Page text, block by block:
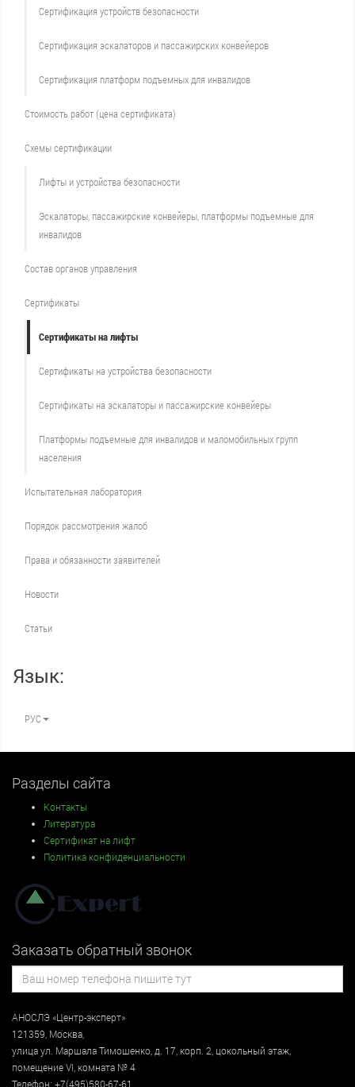
Сертификация устройств безопасности
Сертификация эскалаторов и пассажирских конвейеров
Сертификация платформ подъемных для инвалидов
Стоимость работ (цена сертификата)
Схемы сертификации
Лифты и устройства безопасности
Эскалаторы, пассажирские конвейеры, платформы подъемные для
инвалидов
Состав органов управления
Сертификаты
Сертификаты на лифты
Сертификаты на устройства безопасности
Сертификаты на эскалаторы и пассажирские конвейеры
Платформы подъемные для инвалидов и маломобильных групп
населения
Испытательная лаборатория
Порядок рассмотрения жалоб
Права и обязанности заявителей
Новости
Статьи
Язык:
РУС
Разделы сайта
Контакты
Литература
Сертификат на лифт
Политика конфиденциальности
Заказать обратный звонок
АНОСЛЭ «Центр-эксперт»
121359 Москва
улицаул. Маршала Тимошенко, д. 17, корп. 2, цокольный этаж
помещение VI, комната № 4
Телефон: +7(495)580-67-61